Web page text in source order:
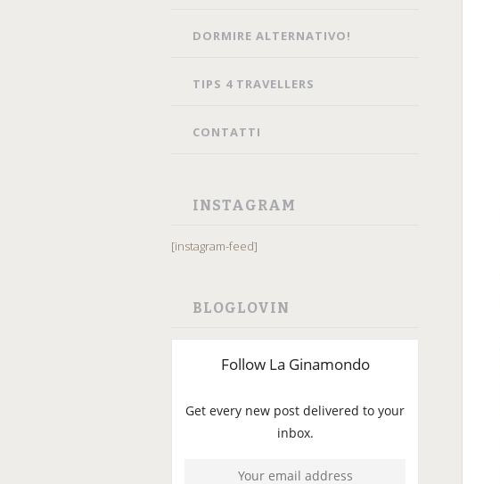
DORMIRE ALTERNATIVO!
TIPS 4 TRAVELLERS
CONTATTI
INSTAGRAM
[instagram-feed]
BLOGLOVIN